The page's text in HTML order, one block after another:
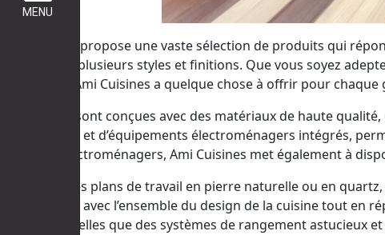
MENU
Ami Cuisines propose une vaste sélection de produits qui
déclinent en plusieurs styles et finitions. Que vous soyez
chaleureux, Ami Cuisines a quelque chose à offrir pour chaque
Les cuisines sont conçues avec des matériaux de haute
d’accessoires et d’équipements électroménagers intégrés,
appareils électroménagers, Ami Cuisines met également à
Cela inclut des plans de travail en pierre naturelle ou en
s’harmoniser avec l’ensemble du design de la cuisine tout
innovantes, telles que des systèmes de rangement astucieux